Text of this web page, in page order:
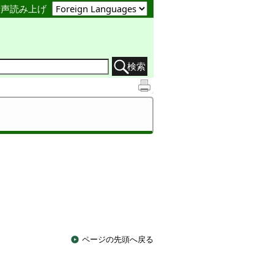
読み上げ
検索
ページの先頭へ戻る